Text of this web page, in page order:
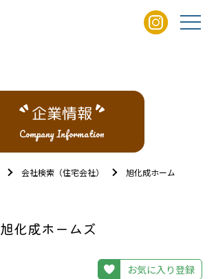
企業情報
Company Information
会社検索（住宅会社） 旭化成ホームズ
旭化成ホームズ
お気に入り登録